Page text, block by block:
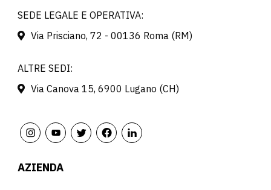
SEDE LEGALE E OPERATIVA:
Via Prisciano, 72 - 00136 Roma (RM)
ALTRE SEDI:
Via Canova 15, 6900 Lugano (CH)
AZIENDA